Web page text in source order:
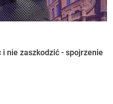
nie zaszkodzić - spojrzenie